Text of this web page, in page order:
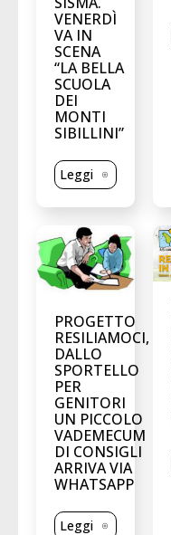
VENERDÌ
VA IN
SCENA
“LA BELLA
SCUOLA
DEI
MONTI
SIBILLINI”
Leggi
PROGETTO
RESILIAMOCI,
DALLO
SPORTELLO
PER
GENITORI
UN PICCOLO
VADEMECUM
DI CONSIGLI
ARRIVA VIA
WHATSAPP
Leggi